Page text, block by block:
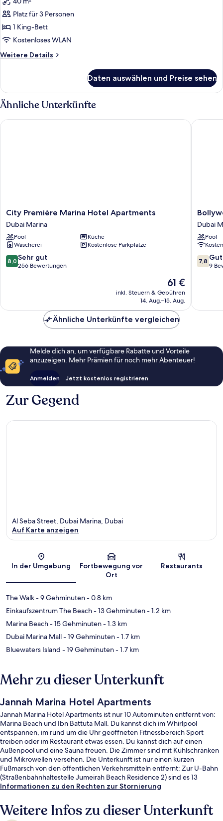
für
ONE
BEDROOM
APARTMENT
MARINA
VIEW
Platz für 3 Personen
1 King-Bett
Kostenloses WLAN
Weitere Details
Weitere
BEDROOM
APARTMENT
MARINA
VIEW
Daten auswählen und Preise sehen
Ähnliche Unterkünfte
City
Première
Marina
Hotel
Apartments
Dubai
Marina
City Première Marina Hotel Apartments
Dubai Marina
Pool
Küche
Wäscherei
Kostenlose Parkplätze
8.0
von
Bewertungen
8,0 Sehr gut
256 Bewertungen
Der
Preis
beträgt
61 €
inkl. Steuern & Gebühren
14. Aug.–15. Aug.
City Première Marina Hotel Apartments
Beach
Hostel
Dubai
Marina
Dubai
Pool
7.8
von
7,8 Gut
9
Ähnliche Unterkünfte vergleichen
Melde dich an, um verfügbare Rabatte und Vorteile
anzuzeigen. Mehr Prämien für noch mehr Abenteuer!
Anmelden Jetzt kostenlos registrieren
Zur Gegend
Karte
Al Seba Street, Dubai Marina, Dubai
Auf Karte anzeigen
In der Umgebung
Fortbewegung vor
Ort
Restaurants
The Walk- 9 Gehminuten- 0.8 km
Einkaufszentrum The Beach- 13 Gehminuten- 1.2 km
Marina Beach- 15 Gehminuten- 1.3 km
Dubai Marina Mall- 19 Gehminuten- 1.7 km
Bluewaters Island - 19 Gehminuten- 1.7 km
Mehr zu dieser Unterkunft
Jannah Marina Hotel Apartments
Jannah Marina Hotel Apartments ist nur 10 Autominuten entfernt von:
Marina Beach und Ibn Battuta Mall. Du kannst dich im Whirlpool
entspannen, im rund um die Uhr geöffneten Fitnessbereich Sport
treiben oder im Restaurant etwas essen. Du kannst dich auf einen
Außenpool und eine Sauna freuen. Die Zimmer sind mit Kühlschränken
und Mikrowellen versehen. Die Unterkunft ist nur einen kurzen
Fußmarsch von den öffentlichen Verkehrsmitteln entfernt: Zur U-Bahn
(Straßenbahnhaltestelle Jumeirah Beach Residence 2) sind es 13
Minuten.
Informationen zu den Rechten zur Stornierung
Weitere Infos zu dieser Unterkunft